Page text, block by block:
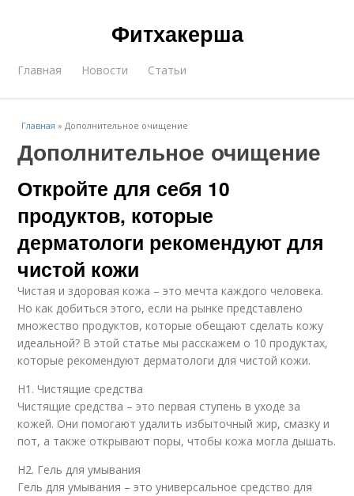
Фитхакерша
Главная Новости Статьи
Главная »Дополнительное очищение
Дополнительное очищение
Откройте для себя 10
продуктов, которые
дерматологи рекомендуют для
чистой кожи
Чистая и здоровая кожа – это мечта каждого человека.
Но как добиться этого, если на рынке представлено
множество продуктов, которые обещают сделать кожу
идеальной? В этой статье мы расскажем о 10 продуктах,
которые рекомендуют дерматологи для чистой кожи.
H1. Чистящие средства
Чистящие средства – это первая ступень в уходе за
кожей. Они помогают удалить избыточный жир, смазку и
пот, а также открывают поры, чтобы кожа могла дышать.
H2. Гель для умывания
Гель для умывания – это универсальное средство для